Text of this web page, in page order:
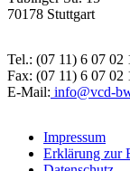
70178 Stuttgart
Tel.: (07 11) 6 07 02
Fax: (07 11) 6 07 02
E-Mail: info@vcd-
Impressum
Erklärung zur